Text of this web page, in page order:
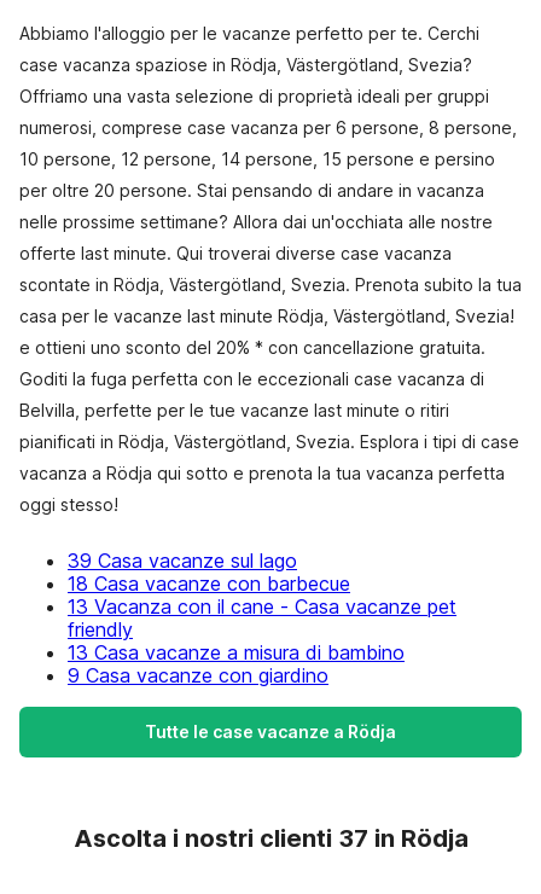
Abbiamo l'alloggio per le vacanze perfetto per te. Cerchi
case vacanza spaziose in Rödja, Västergötland, Svezia?
Offriamo una vasta selezione di proprietà ideali per gruppi
numerosi, comprese case vacanza per 6 persone, 8 persone,
10 persone, 12 persone, 14 persone, 15 persone e persino
per oltre 20 persone. Stai pensando di andare in vacanza
nelle prossime settimane? Allora dai un'occhiata alle nostre
offerte last minute. Qui troverai diverse case vacanza
scontate in Rödja, Västergötland, Svezia. Prenota subito la tua
casa per le vacanze last minute Rödja, Västergötland, Svezia!
e ottieni uno sconto del 20% * con cancellazione gratuita.
Goditi la fuga perfetta con le eccezionali case vacanza di
Belvilla, perfette per le tue vacanze last minute o ritiri
pianificati in Rödja, Västergötland, Svezia. Esplora i tipi di case
vacanza a Rödja qui sotto e prenota la tua vacanza perfetta
oggi stesso!
39 Casa vacanze sul lago
18 Casa vacanze con barbecue
13 Vacanza con il cane - Casa vacanze pet
friendly
13 Casa vacanze a misura di bambino
9 Casa vacanze con giardino
Tutte le case vacanze a Rödja
Ascolta i nostri clienti 37 in Rödja